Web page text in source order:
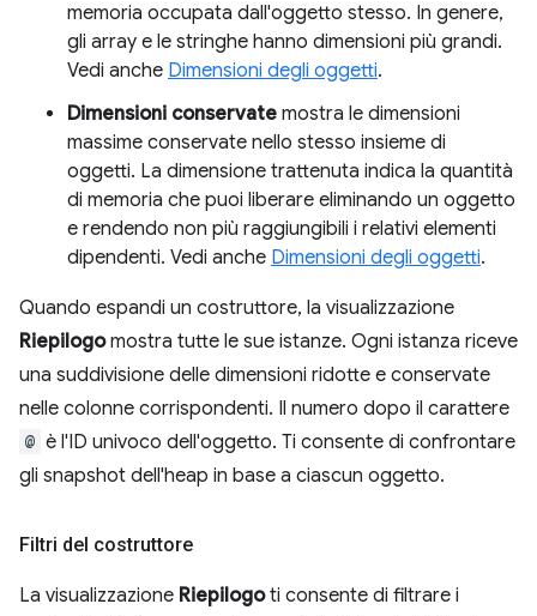
memoria occupata dall'oggetto stesso. In genere,
gli array e le stringhe hanno dimensioni più grandi.
Vedi anche Dimensioni degli oggetti.
Dimensioni conservate mostra le dimensioni
massime conservate nello stesso insieme di
oggetti. La dimensione trattenuta indica la quantità
di memoria che puoi liberare eliminando un oggetto
e rendendo non più raggiungibili i relativi elementi
dipendenti. Vedi anche Dimensioni degli oggetti.
Quando espandi un costruttore, la visualizzazione
Riepilogomostra tutte le sue istanze. Ogni istanza riceve
una suddivisione delle dimensioni ridotte e conservate
nelle colonne corrispondenti. Il numero dopo il carattere
@ è l'ID univoco dell'oggetto. Ti consente di confrontare
gli snapshot dell'heap in base a ciascun oggetto.
Filtri del costruttore
La visualizzazione Riepilogoti consente di filtrare i